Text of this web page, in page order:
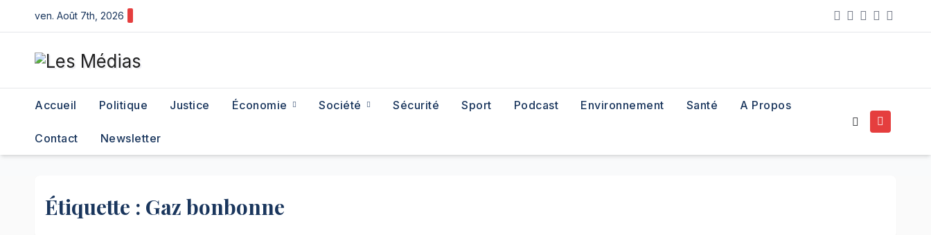
to
content
ven. Août 7th, 2026
Accueil Politique Justice Économie Société Sécurité Sport Podcast Environnement Santé A Propos
Contact Newsletter
Étiquette : Gaz bonbonne